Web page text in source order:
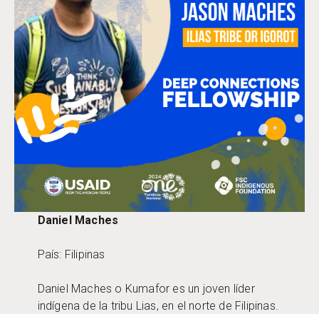
Daniel Maches
País: Filipinas
Daniel Maches o Kumafor es un joven líder
indígena de la tribu Lias, en el norte de Filipinas.